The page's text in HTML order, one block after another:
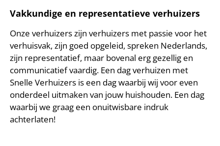
Vakkundige en representatieve verhuizers
Onze verhuizers zijn verhuizers met passie voor het
verhuisvak, zijn goed opgeleid, spreken Nederlands,
zijn representatief, maar bovenal erg gezellig en
communicatief vaardig. Een dag verhuizen met
Snelle Verhuizers is een dag waarbij wij voor even
onderdeel uitmaken van jouw huishouden. Een dag
waarbij we graag een onuitwisbare indruk
achterlaten!